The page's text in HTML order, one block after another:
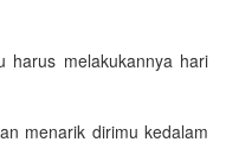
harus melakukannya hari
menarik dirimu kedalam